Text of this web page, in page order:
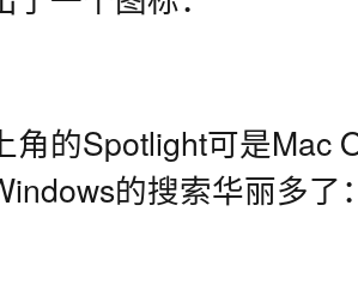
角的Spotlight可是Mac
的搜索华丽多了